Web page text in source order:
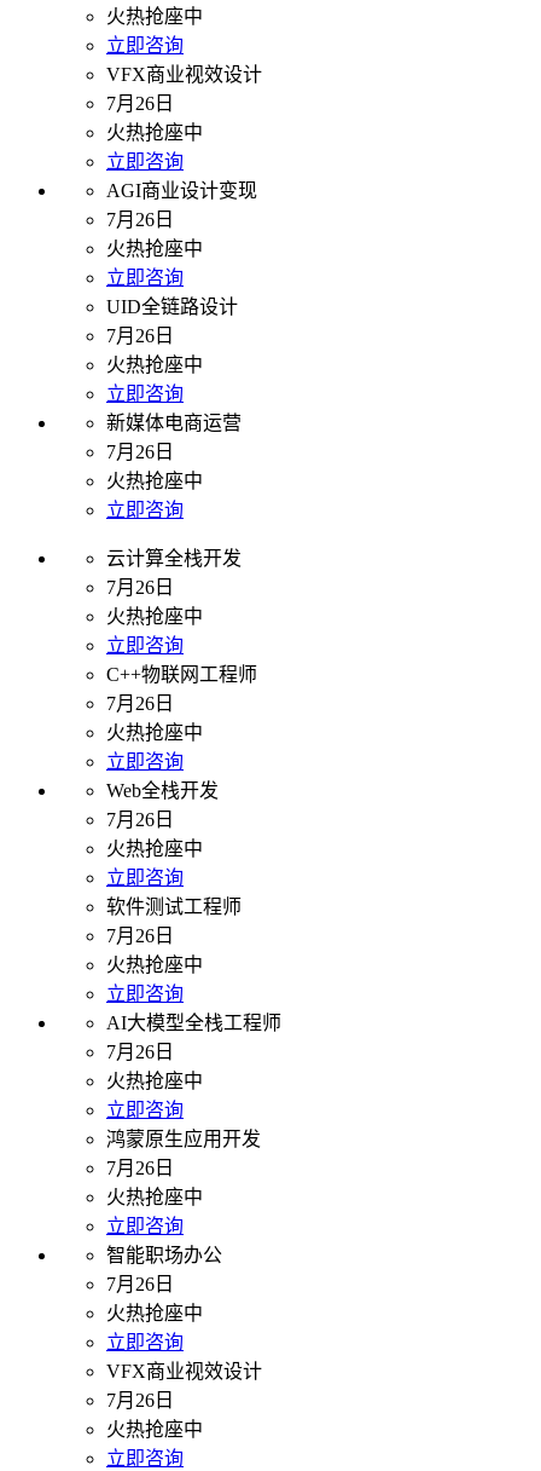
火热抢座中
立即咨询
VFX商业视效设计
7月26日
火热抢座中
立即咨询
AGI商业设计变现
7月26日
火热抢座中
立即咨询
UID全链路设计
7月26日
火热抢座中
立即咨询
新媒体电商运营
7月26日
火热抢座中
立即咨询
云计算全栈开发
7月26日
火热抢座中
立即咨询
C++物联网工程师
7月26日
火热抢座中
立即咨询
Web全栈开发
7月26日
火热抢座中
立即咨询
软件测试工程师
7月26日
火热抢座中
立即咨询
AI大模型全栈工程师
7月26日
火热抢座中
立即咨询
鸿蒙原生应用开发
7月26日
火热抢座中
立即咨询
智能职场办公
7月26日
火热抢座中
立即咨询
VFX商业视效设计
7月26日
火热抢座中
立即咨询